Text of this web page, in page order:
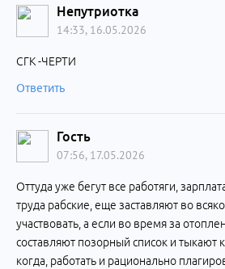
Непутриотка
14:33, 16.05.2026
СГК -ЧЕРТИ
Ответить
Гость
07:56, 17.05.2026
Оттуда уже бегут все работяги,
труда рабские, еще заставляют во
участвовать, а если во время за
составляют позорный список и тыкают
когда, работать и рационально